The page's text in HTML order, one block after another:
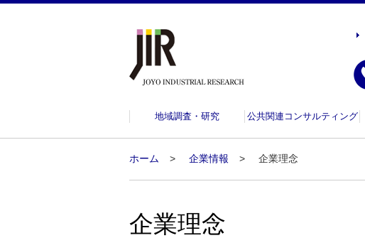
地域調査・研究 公共関連コンサルティング
ホーム 企業情報 企業理念
企業理念